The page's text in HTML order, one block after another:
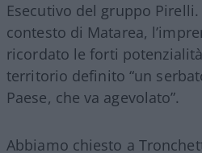
Esecutivo del gruppo
contesto di Matarea,
ricordato le forti
territorio definito “un
Paese, che va agevolato”.
Abbiamo chiesto a